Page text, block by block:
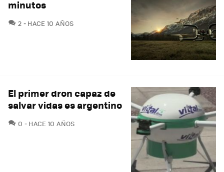
minutos
2 COMENTARIOS
HACE 10 AÑOS
El primer dron capaz de
salvar vidas es argentino
0 COMENTARIOS
HACE 10 AÑOS